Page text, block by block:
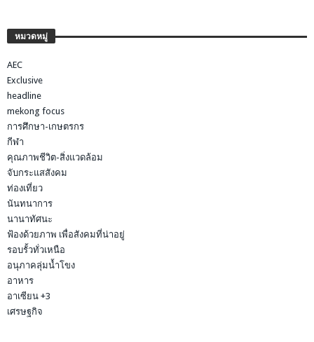
หมวดหมู่
AEC
Exclusive
headline
mekong focus
การศึกษา-เกษตรกร
กีฬา
คุณภาพชีวิต-สิ่งแวดล้อม
จับกระแสสังคม
ท่องเที่ยว
นันทนาการ
นานาทัศนะ
ฟ้องด้วยภาพ เพื่อสังคมที่น่าอยู่
รอบรั้วทั่วเหนือ
อนุภาคลุ่มน้ำโขง
อาหาร
อาเซียน +3
เศรษฐกิจ